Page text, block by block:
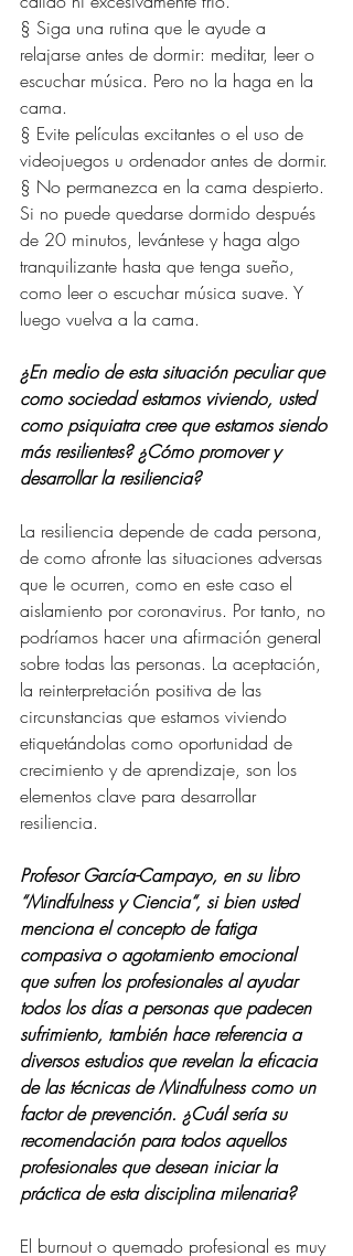
§ Siga una rutina que le ayude a
relajarse antes de dormir: meditar, leer o
escuchar música. Pero no la haga en la
cama.
§ Evite películas excitantes o el uso de
videojuegos u ordenador antes de dormir.
§ No permanezca en la cama despierto.
Si no puede quedarse dormido después
de 20 minutos, levántese y haga algo
tranquilizante hasta que tenga sueño,
como leer o escuchar música suave. Y
luego vuelva a la cama.
¿En medio de esta situación peculiar que
como sociedad estamos viviendo, usted
como psiquiatra cree que estamos siendo
más resilientes? ¿Cómo promover y
desarrollar la resiliencia?
La resiliencia depende de cada persona,
de como afronte las situaciones adversas
que le ocurren, como en este caso el
aislamiento por coronavirus. Por tanto, no
podríamos hacer una afirmación general
sobre todas las personas. La aceptación,
la reinterpretación positiva de las
circunstancias que estamos viviendo
etiquetándolas como oportunidad de
crecimiento y de aprendizaje, son los
elementos clave para desarrollar
resiliencia.
Profesor García-Campayo, en su libro
“Mindfulness y Ciencia“, si bien usted
menciona el concepto de fatiga
compasiva o agotamiento emocional
que sufren los profesionales al ayudar
todos los días a personas que padecen
sufrimiento, también hace referencia a
diversos estudios que revelan la eficacia
de las técnicas de Mindfulness como un
factor de prevención. ¿Cuál sería su
recomendación para todos aquellos
profesionales que desean iniciar la
práctica de esta disciplina milenaria?
El burnout o quemado profesional es muy